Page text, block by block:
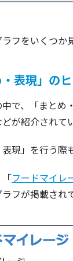
フをいくつか
・表現」の
で、「まとめ
どが紹介されて
表現」を行う
フードマイレ
フが掲載され